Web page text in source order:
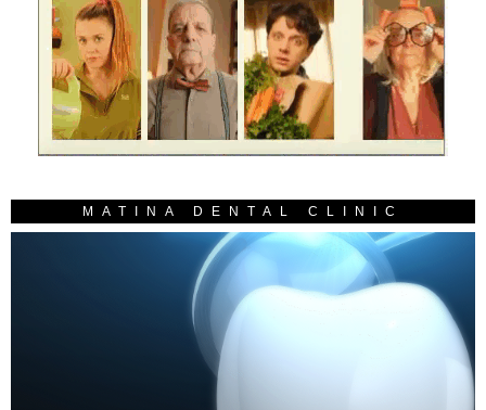
MATINA DENTAL CLINIC